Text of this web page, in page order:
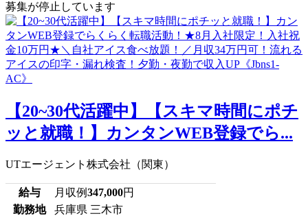
募集が停止しています
【20~30代活躍中】【スキマ時間にポチ
ッと就職！】カンタンWEB登録でら...
UTエージェント株式会社（関東）
給与 月収例347,000円
勤務地
兵庫県 三木市